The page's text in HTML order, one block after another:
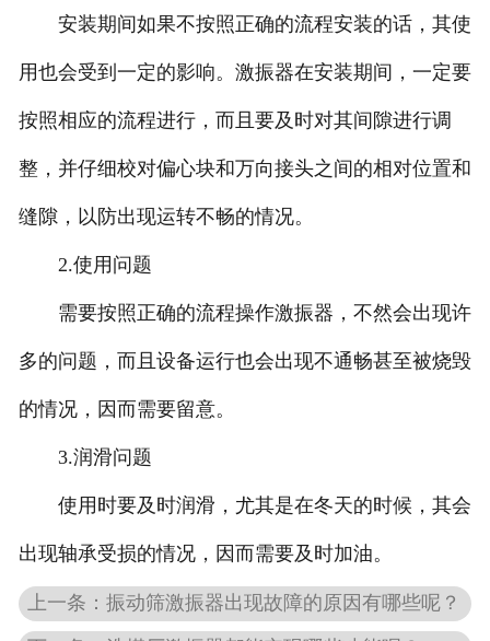
安装期间如果不按照正确的流程安装的话，其使
用也会受到一定的影响。激振器在安装期间，一定要
按照相应的流程进行，而且要及时对其间隙进行调
整，并仔细校对偏心块和万向接头之间的相对位置和
缝隙，以防出现运转不畅的情况。
2.使用问题
需要按照正确的流程操作激振器，不然会出现许
多的问题，而且设备运行也会出现不通畅甚至被烧毁
的情况，因而需要留意。
3.润滑问题
使用时要及时润滑，尤其是在冬天的时候，其会
出现轴承受损的情况，因而需要及时加油。
上一条：振动筛激振器出现故障的原因有哪些呢？